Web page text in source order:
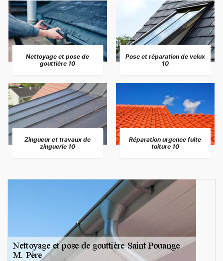
Nettoyage et pose de
gouttière 10
Pose et réparation de velux
10
Zingueur et travaux de
zinguerie 10
Réparation urgence fuite
toiture 10